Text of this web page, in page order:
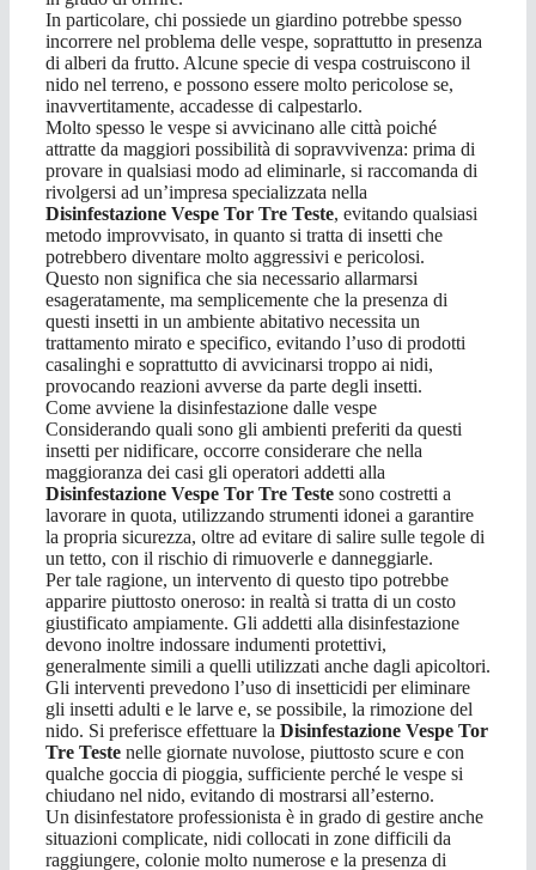
In particolare, chi possiede un giardino potrebbe spesso
incorrere nel problema delle vespe, soprattutto in presenza
di alberi da frutto. Alcune specie di vespa costruiscono il
nido nel terreno, e possono essere molto pericolose se,
inavvertitamente, accadesse di calpestarlo.
Molto spesso le vespe si avvicinano alle città poiché
attratte da maggiori possibilità di sopravvivenza: prima di
provare in qualsiasi modo ad eliminarle, si raccomanda di
rivolgersi ad un’impresa specializzata nella
Disinfestazione Vespe Tor Tre Teste, evitando qualsiasi
metodo improvvisato, in quanto si tratta di insetti che
potrebbero diventare molto aggressivi e pericolosi.
Questo non significa che sia necessario allarmarsi
esageratamente, ma semplicemente che la presenza di
questi insetti in un ambiente abitativo necessita un
trattamento mirato e specifico, evitando l’uso di prodotti
casalinghi e soprattutto di avvicinarsi troppo ai nidi,
provocando reazioni avverse da parte degli insetti.
Come avviene la disinfestazione dalle vespe
Considerando quali sono gli ambienti preferiti da questi
insetti per nidificare, occorre considerare che nella
maggioranza dei casi gli operatori addetti alla
Disinfestazione Vespe Tor Tre Teste sono costretti a
lavorare in quota, utilizzando strumenti idonei a garantire
la propria sicurezza, oltre ad evitare di salire sulle tegole di
un tetto, con il rischio di rimuoverle e danneggiarle.
Per tale ragione, un intervento di questo tipo potrebbe
apparire piuttosto oneroso: in realtà si tratta di un costo
giustificato ampiamente. Gli addetti alla disinfestazione
devono inoltre indossare indumenti protettivi,
generalmente simili a quelli utilizzati anche dagli apicoltori.
Gli interventi prevedono l’uso di insetticidi per eliminare
gli insetti adulti e le larve e, se possibile, la rimozione del
nido. Si preferisce effettuare la Disinfestazione Vespe Tor
Tre Teste nelle giornate nuvolose, piuttosto scure e con
qualche goccia di pioggia, sufficiente perché le vespe si
chiudano nel nido, evitando di mostrarsi all’esterno.
Un disinfestatore professionista è in grado di gestire anche
situazioni complicate, nidi collocati in zone difficili da
raggiungere, colonie molto numerose e la presenza di